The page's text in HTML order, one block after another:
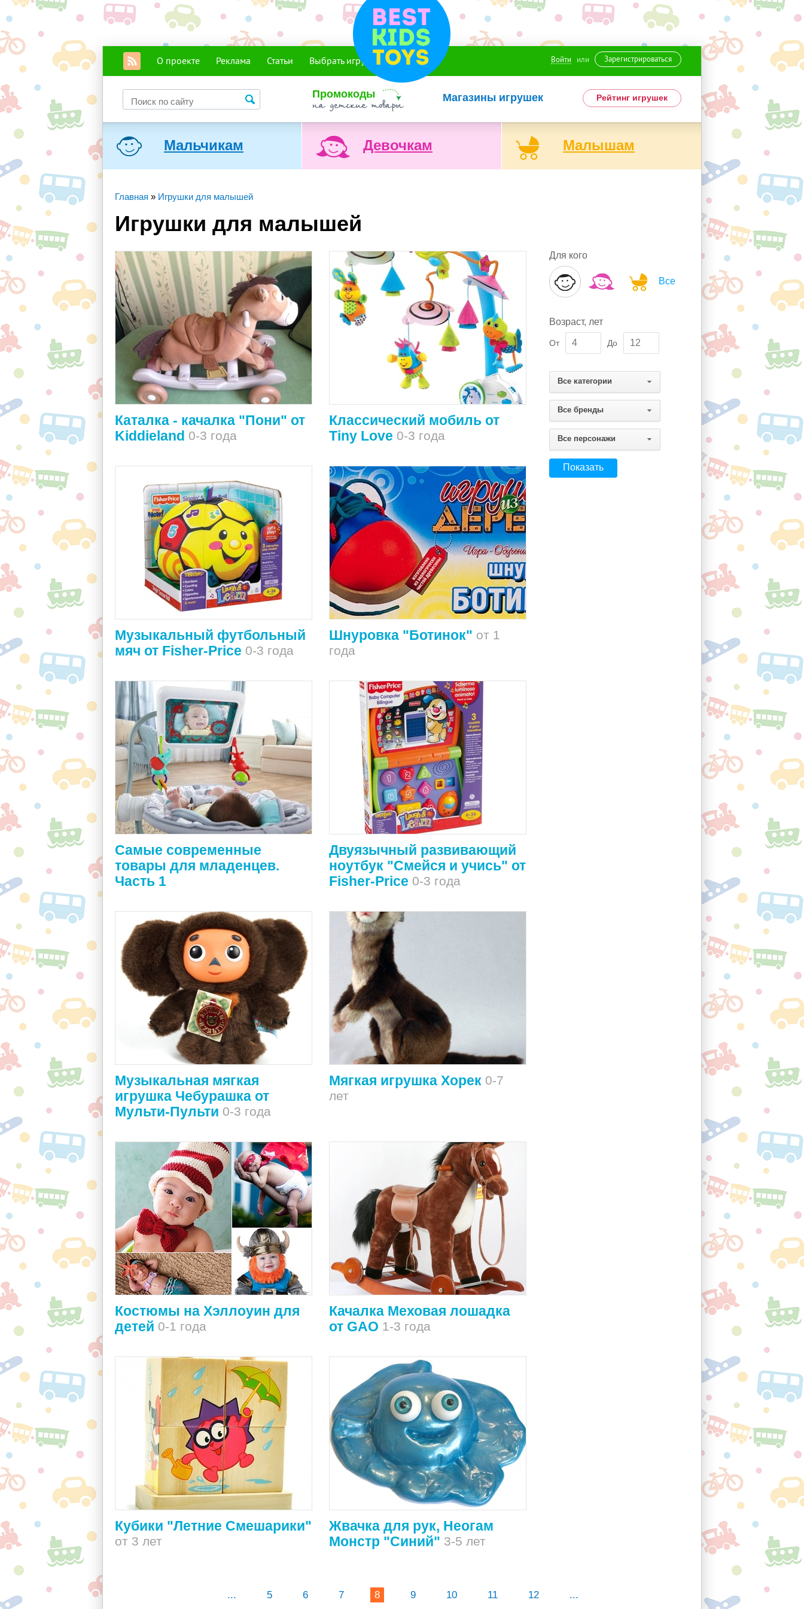
О проекте Реклама Статьи Выбрать игрушку Войти или Зарегистрироваться
Промокоды Магазины игрушек Рейтинг игрушек
Мальчикам Девочкам Малышам
Главная » Игрушки для малышей
Игрушки для малышей
Каталка - качалка "Пони" от
Kiddieland 0-3 года
Классический мобиль от
Tiny Love 0-3 года
Музыкальный футбольный
мяч от Fisher-Price 0-3 года
Шнуровка "Ботинок" от 1
года
Самые современные
товары для младенцев.
Часть 1
Двуязычный развивающий
ноутбук "Смейся и учись" от
Fisher-Price 0-3 года
Музыкальная мягкая
игрушка Чебурашка от
Мульти-Пульти 0-3 года
Мягкая игрушка Хорек 0-7
лет
Костюмы на Хэллоуин для
детей 0-1 года
Качалка Меховая лошадка
от GAO 1-3 года
Кубики "Летние Смешарики"
от 3 лет
Жвачка для рук, Неогам
Монстр "Синий" 3-5 лет
Для кого
Все
Возраст, лет
От До
Все категории
Все бренды
Все персонажи
... 5 6 7 8 9 10 11 12 ...